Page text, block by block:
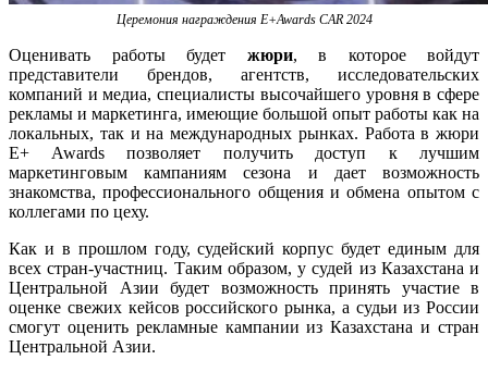
Церемония награждения E+Awards CAR 2024
Оценивать работы будет жюри, в которое войдут
представители брендов, агентств, исследовательских
компаний и медиа, специалисты высочайшего уровня в сфере
рекламы и маркетинга, имеющие большой опыт работы как на
локальных, так и на международных рынках. Работа в жюри
E+ Awards позволяет получить доступ к лучшим
маркетинговым кампаниям сезона и дает возможность
знакомства, профессионального общения и обмена опытом с
коллегами по цеху.
Как и в прошлом году, судейский корпус будет единым для
всех стран-участниц. Таким образом, у судей из Казахстана и
Центральной Азии будет возможность принять участие в
оценке свежих кейсов российского рынка, а судьи из России
смогут оценить рекламные кампании из Казахстана и стран
Центральной Азии.